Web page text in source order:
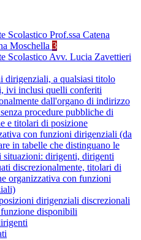
Scolastico Prof.ssa Catena
Moschella 3
Scolastico Avv. Lucia Zavettieri
dirigenziali, a qualsiasi titolo
ivi inclusi quelli conferiti
dall'organo di indirizzo
procedure pubbliche di
e titolari di posizione
con funzioni dirigenziali (da
in tabelle che distinguano le
situazioni: dirigenti, dirigenti
discrezionalmente, titolari di
organizzativa con funzioni
dirigenziali discrezionali
disponibili